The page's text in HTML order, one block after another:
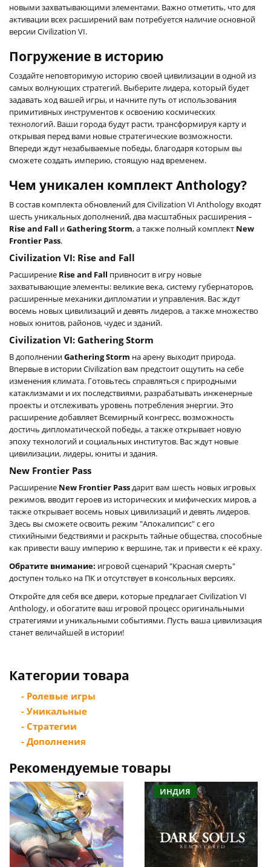
новыми захватывающими элементами. Важно отметить, что для
активации всех расширений вам потребуется наличие основной
версии Civilization VI.
Погружение в историю
Создайте неповторимую историю своей цивилизации в одной из
самых волнующих стратегий. Выберите лидера, который будет
задавать ход вашей игры, и начните путь от использования
примитивных инструментов к освоению космических
технологий. Ваши города будут расти, трансформируя карту и
открывая перед вами новые стратегические возможности.
Впереди ждут незабываемые победы, благодаря которым вы
сможете создать империю, стоящую над временем.
Чем уникален комплект Anthology?
В состав комплекта обновлений для Civilization VI Anthology входят
шесть уникальных дополнений, два масштабных расширения –
Rise and Fall иGathering Storm, а также полный комплект New
Frontier Pass.
Civilization VI: Rise and Fall
Расширение Rise and Fall привносит в игру новые
захватывающие элементы: великие века, систему губернаторов,
расширенные механики дипломатии и управления. Вас ждут
восемь новых цивилизаций и девять лидеров, а также множество
новых юнитов, районов, чудес и зданий.
Civilization VI: Gathering Storm
В дополненииGathering Storm на арену выходит природа.
Впервые в истории Civilization вам предстоит ощутить на себе
изменения климата. Готовьтесь справляться с природными
катаклизмами и их последствиями, разрабатывать инженерные
проекты и отслеживать уровень потребления энергии. Это
расширение добавляет Всемирный конгресс, возможность
достичь дипломатической победы, а также открывает новую
эпоху технологий и социальных институтов. Вас ждут новые
цивилизации, лидеры, юниты и здания.
New Frontier Pass
Расширение New Frontier Passдарит вам шесть новых игровых
режимов, вводит героев из исторических и мифических миров, а
также открывает восемь новых цивилизаций и девять лидеров.
Здесь вы сможете освоить режим "Апокалипсис" с его
стихийными бедствиями и раскрыть тайные общества, способные
как привести вашу империю к вершине, так и привести к её краху.
Обратите внимание: игровой сценарий "Красная смерть"
доступен только на ПК и отсутствует в консольных версиях.
Откройте для себя все двери, которые предлагает Civilization VI
Anthology, и обогатите ваш игровой процесс оригинальными
стратегиями и уникальными событиями. Пусть ваша цивилизация
станет величайшей в истории!
Категории товара
- Ролевые игры
- Уникальные
- Стратегии
- Дополнения
Рекомендуемые товары
ИНДИЯ